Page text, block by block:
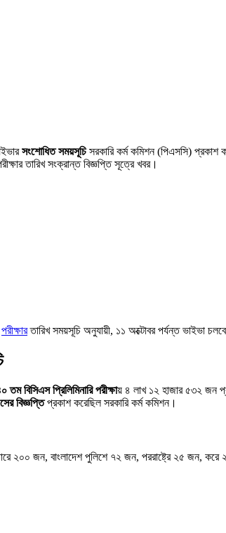
সংশোধিত সময়সূচিসরকারি কর্ম কমিশন (পিএসসি) প্রকাশ
তারিখ সংক্রান্ত বিজ্ঞপ্তি সূত্রে খবর।
পরীক্ষারতারিখ সময়সূচি অনুযায়ী, ১১ অক্টোবর পর্যন্ত ভাইভা
তম বিসিএস প্রিলিমিনারি পরীক্ষায় ৪ লাখ ১২ হাজার ৫৩২ জন
বিজ্ঞপ্তিপ্রকাশ করেছিল সরকারি কর্ম কমিশন।
২০০ জন, বাংলাদেশ পুলিশে ৭২ জন, পররাষ্ট্রে ২৫ জন,